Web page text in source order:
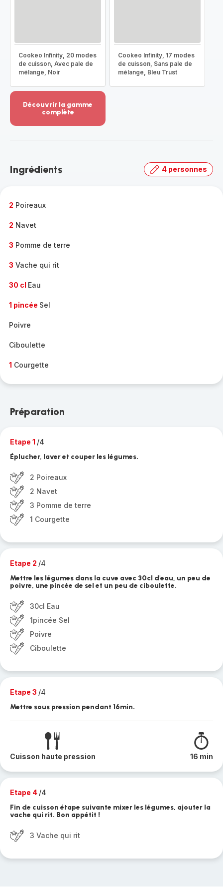
Cookeo Infinity, 20 modes
de cuisson, Avec pale de
mélange, Noir
Cookeo Infinity, 17 modes
de cuisson, Sans pale de
mélange, Bleu Trust
Découvrir la gamme
complète
-
gamme
Ingrédients 4 personnes
2 Poireaux
2 Navet
3 Pomme de terre
3 Vache qui rit
30 cl Eau
1 pincée Sel
Poivre
Ciboulette
1 Courgette
Préparation
Etape 1 /4
Éplucher, laver et couper les légumes.
2 Poireaux
2 Navet
3 Pomme de terre
1 Courgette
Etape 2 /4
Mettre les légumes dans la cuve avec 30cl d'eau, un peu de
poivre, une pincée de sel et un peu de ciboulette.
30cl Eau
1pincée Sel
Poivre
Ciboulette
Etape 3 /4
Mettre sous pression pendant 16min.
Cuisson haute pression 16 min
Etape 4 /4
Fin de cuisson étape suivante mixer les légumes, ajouter la
vache qui rit. Bon appétit !
3 Vache qui rit